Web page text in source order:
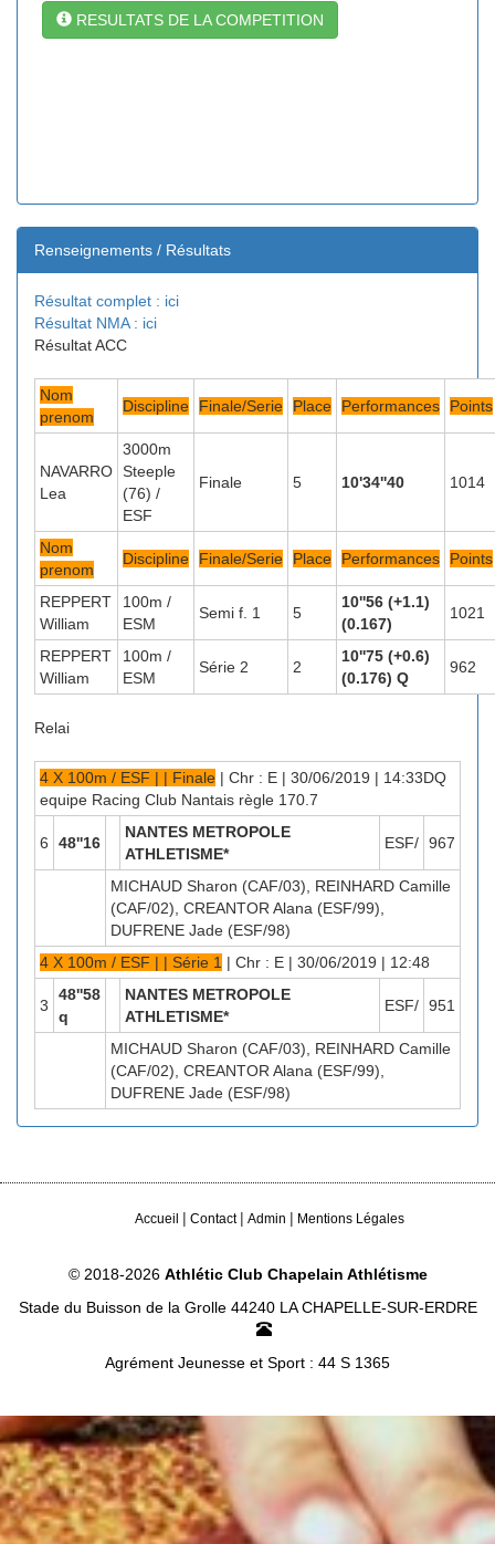
RESULTATS DE LA COMPETITION
Renseignements / Résultats
Résultat complet : ici
Résultat NMA : ici
Résultat ACC
Nom
prenom
Discipline Finale/Serie Place Performances Points
NAVARRO
Lea
3000m
Steeple
(76) /
ESF
Finale 5 10'34''40 1014
Nom
prenom
Discipline Finale/Serie Place Performances Points
REPPERT
William
100m /
ESM
Semi f. 1 5
10''56 (+1.1)
(0.167)
1021
REPPERT
William
100m /
ESM
Série 2 2
10''75 (+0.6)
(0.176) Q
962
Relai
4 X 100m / ESF | | Finale | Chr : E | 30/06/2019 | 14:33DQ
equipe Racing Club Nantais règle 170.7
6 48''16
NANTES METROPOLE
ATHLETISME*
ESF/ 967
MICHAUD Sharon (CAF/03), REINHARD Camille
(CAF/02), CREANTOR Alana (ESF/99),
DUFRENE Jade (ESF/98)
4 X 100m / ESF | | Série 1 | Chr : E | 30/06/2019 | 12:48
3
48''58
q
NANTES METROPOLE
ATHLETISME*
ESF/ 951
MICHAUD Sharon (CAF/03), REINHARD Camille
(CAF/02), CREANTOR Alana (ESF/99),
DUFRENE Jade (ESF/98)
Accueil |Contact|Admin | Mentions Légales
© 2018-2026 Athlétic Club Chapelain Athlétisme
Stade du Buisson de la Grolle 44240 LA CHAPELLE-SUR-ERDRE
Agrément Jeunesse et Sport : 44 S 1365